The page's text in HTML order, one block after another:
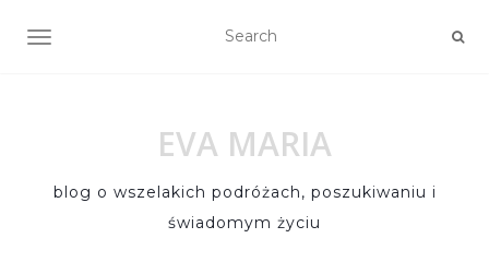
TOGGLE NAVIGATION
EVA MARIA
blog o wszelakich podróżach, poszukiwaniu i
świadomym życiu